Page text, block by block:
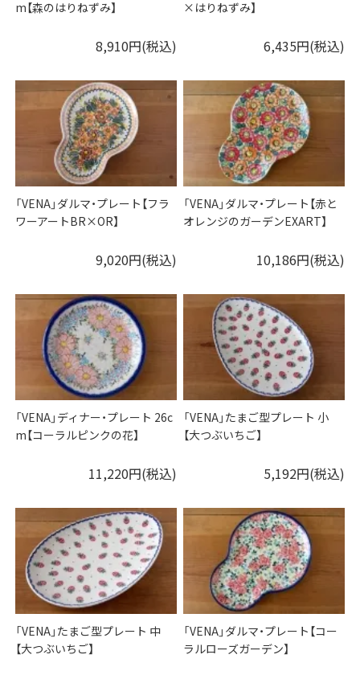
m【森のはりねずみ】
8,910円(税込)
×はりねずみ】
6,435円(税込)
「VENA」ダルマ・プレート【フラ
ワーアートBR×OR】
9,020円(税込)
「VENA」ダルマ・プレート【赤と
オレンジのガーデンEXART】
10,186円(税込)
「VENA」ディナー・プレート 26c
m【コーラルピンクの花】
11,220円(税込)
「VENA」たまご型プレート 小
【大つぶいちご】
5,192円(税込)
「VENA」たまご型プレート 中
【大つぶいちご】
「VENA」ダルマ・プレート【コー
ラルローズガーデン】